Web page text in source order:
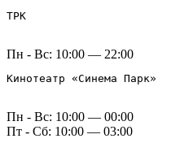
ТРК
Пн - Вс: 10:00 — 22:00
Кинотеатр «Синема Парк»
Пн - Вс: 10:00 — 00:00
Пт - Сб: 10:00 — 03:00